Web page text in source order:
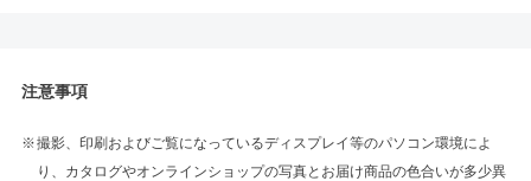
注意事項
撮影、印刷およびご覧になっているディスプレイ等のパソコン環境によ
り、カタログやオンラインショップの写真とお届け商品の色合いが多少異